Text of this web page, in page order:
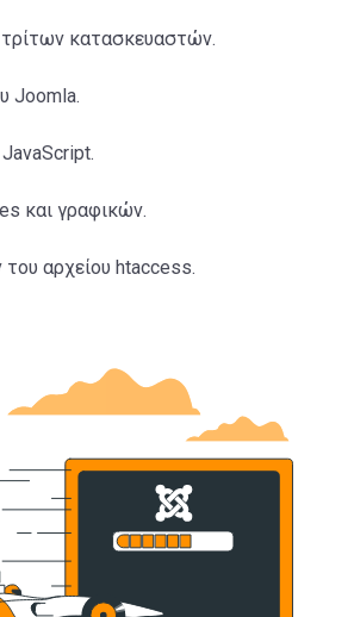
κατασκευαστών.
Joomla.
JavaScript.
και γραφικών.
αρχείου htaccess.